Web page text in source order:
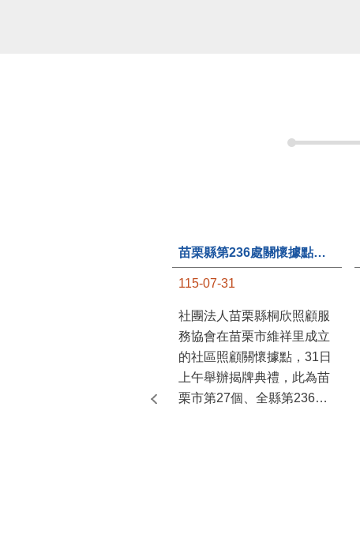
苗栗縣第236處關懷據點在苗栗市維祥里揭牌
115-07-31
社團法人苗栗縣桐欣照顧服
務協會在苗栗市維祥里成立
的社區照顧關懷據點，31日
上午舉辦揭牌典禮，此為苗
栗市第27個、全縣第236處